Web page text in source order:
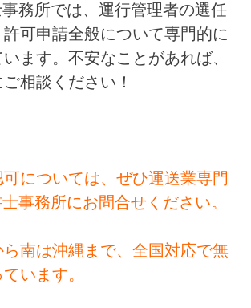
務所では、運行管理者の選任
可申請全般について専門的に
ます。不安なことがあれば、
相談ください！
については、ぜひ運送業専門
事務所にお問合せください。
南は沖縄まで、全国対応で無
います。